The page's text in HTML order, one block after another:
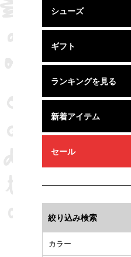
シューズ
ギフト
ランキングを見る
新着アイテム
セール
絞り込み検索
カラー